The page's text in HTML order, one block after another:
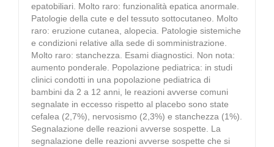
epatobiliari. Molto raro: funzionalità epatica anormale.
Patologie della cute e del tessuto sottocutaneo. Molto
raro: eruzione cutanea, alopecia. Patologie sistemiche
e condizioni relative alla sede di somministrazione.
Molto raro: stanchezza. Esami diagnostici. Non nota:
aumento ponderale. Popolazione pediatrica: in studi
clinici condotti in una popolazione pediatrica di
bambini da 2 a 12 anni, le reazioni avverse comuni
segnalate in eccesso rispetto al placebo sono state
cefalea (2,7%), nervosismo (2,3%) e stanchezza (1%).
Segnalazione delle reazioni avverse sospette. La
segnalazione delle reazioni avverse sospette che si